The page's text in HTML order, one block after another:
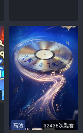
高清 32438次观看